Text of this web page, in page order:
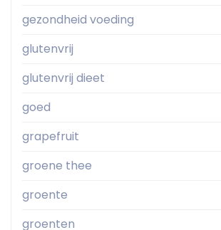
gezondheid voeding
glutenvrij
glutenvrij dieet
goed
grapefruit
groene thee
groente
groenten